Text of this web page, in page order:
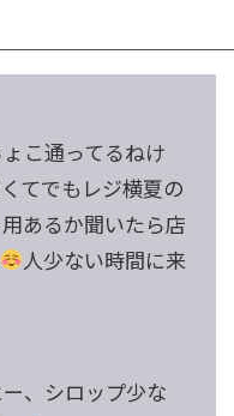
こ通ってるねけ
てでもレジ横夏の
あるか聞いたら店
人少ない時間に来
、シロップ少な